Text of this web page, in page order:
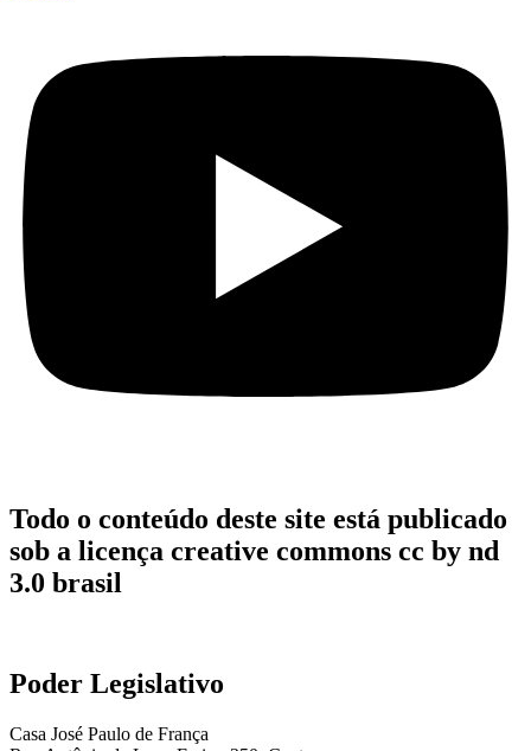
Todo o conteúdo deste site está publicado
sob a licença creative commons cc by nd
3.0 brasil
Poder Legislativo
Casa José Paulo de França